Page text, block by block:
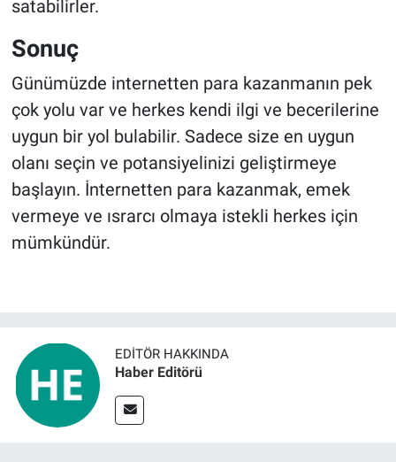
satabilirler.
Sonuç
Günümüzde internetten para kazanmanın pek
çok yolu var ve herkes kendi ilgi ve becerilerine
uygun bir yol bulabilir. Sadece size en uygun
olanı seçin ve potansiyelinizi geliştirmeye
başlayın. İnternetten para kazanmak, emek
vermeye ve ısrarcı olmaya istekli herkes için
mümkündür.
EDITÖR HAKKINDA
Haber Editörü